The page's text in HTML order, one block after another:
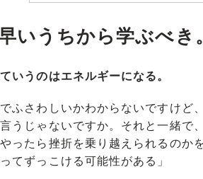
いうちから学ぶべき
うのはエネルギーになる。
ふさわしいかわからないですけど
うじゃないですか。それと一緒で
ったら挫折を乗り越えられるのか
てずっこける可能性がある」